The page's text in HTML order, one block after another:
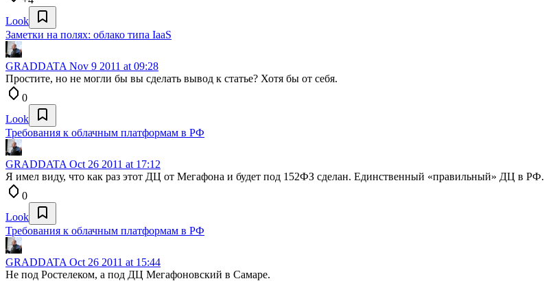
Look
Заметки на полях: облако типа IaaS
GRADDATA Nov 9 2011 at 09:28
Простите, но не могли бы вы сделать вывод к статье? Хотя бы от себя.
0
Look
Требования к облачным платформам в РФ
GRADDATA Oct 26 2011 at 17:12
Я имел виду, что как раз этот ДЦ от Мегафона и будет под 152ФЗ сделан. Единственный «правильный» ДЦ в РФ.
0
Look
Требования к облачным платформам в РФ
GRADDATA Oct 26 2011 at 15:44
Не под Ростелеком, а под ДЦ Мегафоновский в Самаре.